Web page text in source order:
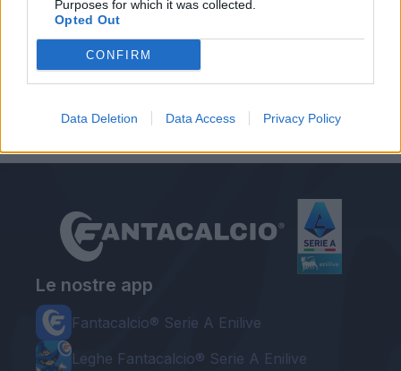
Purposes for which it was collected.
Opted Out
CONFIRM
Data Deletion Data Access Privacy Policy
contate in nerazzurro?
Le nostre app
Fantacalcio® Serie A Enilive
Leghe Fantacalcio® Serie A Enilive